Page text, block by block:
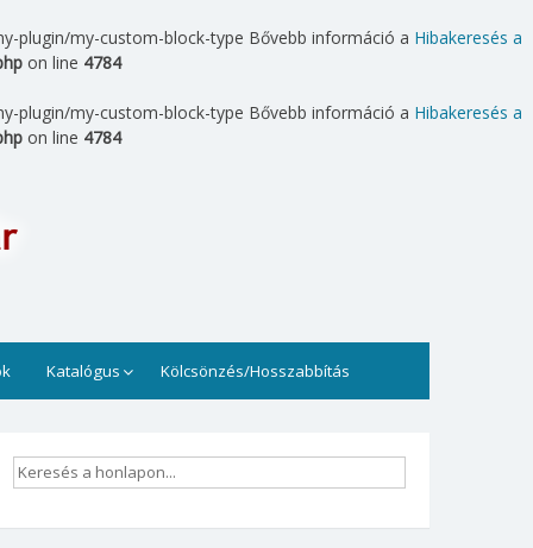
plugin/my-custom-block-type Bővebb információ a Hibakeresés a
on line 4784
plugin/my-custom-block-type Bővebb információ a Hibakeresés a
on line 4784
Katalógus Kölcsönzés/Hosszabbítás